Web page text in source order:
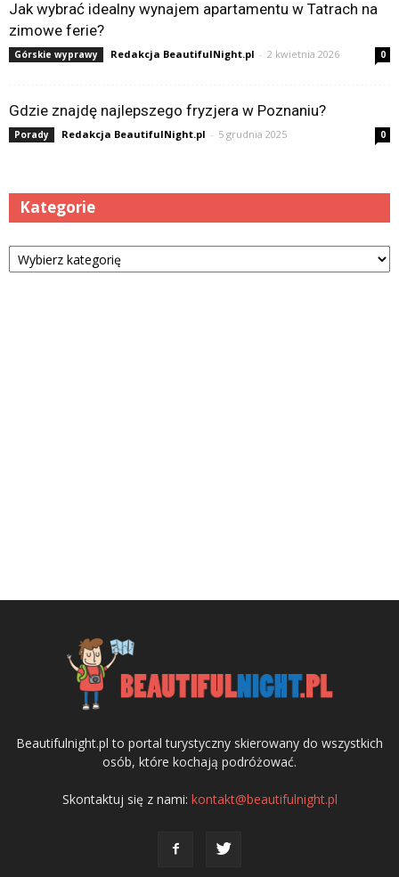
Jak wybrać idealny wynajem apartamentu w Tatrach na
zimowe ferie?
Górskie wyprawy Redakcja BeautifulNight.pl - 2 kwietnia 2026 0
Gdzie znajdę najlepszego fryzjera w Poznaniu?
Porady Redakcja BeautifulNight.pl - 5 grudnia 2025 0
Kategorie
Kategorie
Beautifulnight.pl to portal turystyczny skierowany do wszystkich
osób, które kochają podróżować.
Skontaktuj się z nami: kontakt@beautifulnight.pl